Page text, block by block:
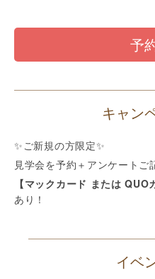
予
キャン
✨ご新規の方限定✨
見学会を予約＋アンケートご
【マックカード または QUO
あり！
イベ